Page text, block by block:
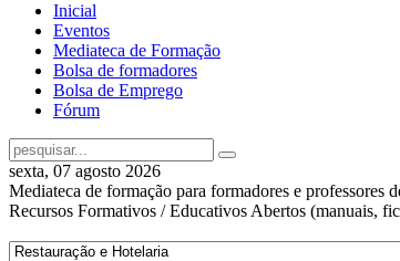
Inicial
Eventos
Mediateca de Formação
Bolsa de formadores
Bolsa de Emprego
Fórum
sexta, 07 agosto 2026
Mediateca de formação para formadores e professores
Recursos Formativos / Educativos Abertos (manuais,